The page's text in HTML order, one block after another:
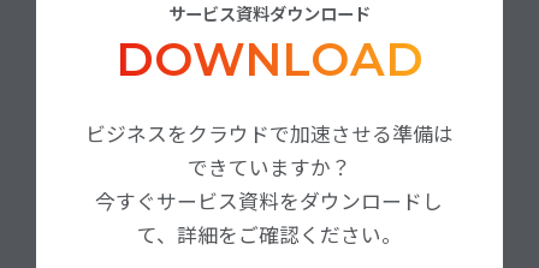
サービス資料ダウンロード
DOWNLOAD
ビジネスをクラウドで加速させる準備は
できていますか？
今すぐサービス資料をダウンロードし
て、詳細をご確認ください。